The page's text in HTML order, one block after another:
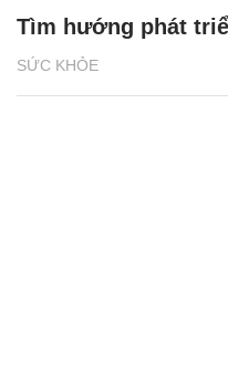
SỨC KHỎE
Tìm hướng phát